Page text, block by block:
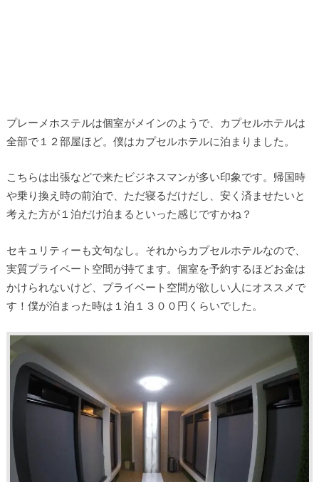
プレーメホステルは個室がメインのようで、カプセルホテルは
全部で１２部屋ほど。僕はカプセルホテルに泊まりました。
こちらは出張などで来たビジネスマンが多い印象です。帰国時
や乗り換え時の前泊で、ただ寝るだけだし、安く済ませたいと
考えた方が１泊だけ泊まるといった感じですかね？
セキュリティーも文句なし。それからカプセルホテルなので、
実質プライベート空間が持てます。個室を予約するほどお金は
かけられないけど、プライベート空間が欲しい人にオススメで
す！僕が泊まった時は１泊１３００円くらいでした。